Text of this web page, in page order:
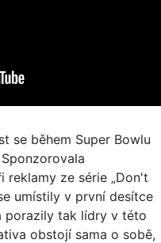
se během Super Bowlu
reklamy ze série „Don't
umístily v první desítce
porazily tak lídry v této
obstojí sama o sobě,